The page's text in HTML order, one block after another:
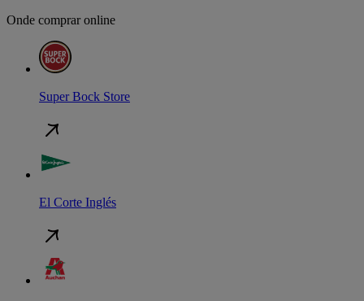
Onde comprar online
Super Bock Store
El Corte Inglés